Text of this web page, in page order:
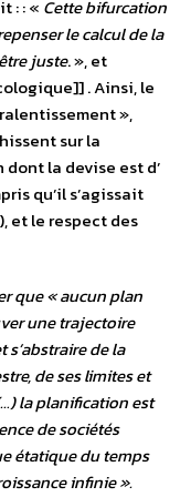
: : « Cette bifurcation
le calcul de la
juste. », et
. Ainsi, le
»,
sur la
la devise est d’
qu’il s’agissait
et le respect des
que «aucun plan
une trajectoire
de la
de ses limites et
la planification est
de sociétés
étatique du temps
infinie».